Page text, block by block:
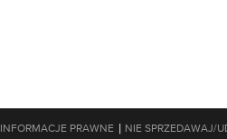
INFORMACJE PRAWNE | NIE SPRZEDAWAJ/